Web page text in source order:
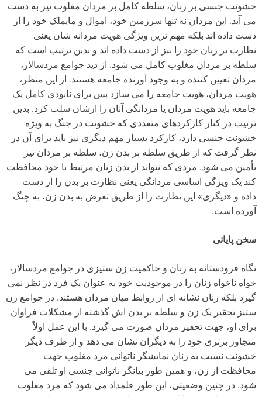
خشونت جنسی بر زنان، سلطه کامل بر مردان مغلوب نیز به دست
می آید. این مردان نه تنها سرزمین خود، اموال و مایملک خود را از
دست داده اند بلکه مهم ترین ویژگی هویت مردانه شان یعنی
نظارت بر زنان خود را نیز از دست داده اند و بدین ترتیب است که
سلطه بر مردان مغلوب کامل می شود. از دید جوامع مردسالار،
مردان تعیین کننده و به وجود آورنده جامعه هستند. از این منظر،
هویت مردان، هویت جامعه را می سازد پس برای نابودی کامل یک
جامعه باید هویت مردان یا مردانگی آنان را ازشان سلب کرد. بدین
ترتیب در کنار کارکردهای متعددی که خشونت در جنگ به ویژه
خشونت جنسی دارد، کارکرد بسیار مهم دیگری نیز باید برای آن در
نظر گرفت که از طریق سلطه بر بدن زن، سلطه بر مردان نیز
تأمین می شود. مردی که نتواند از بدن زنان مرتبط با خود محافظت
کند یک ویژگی اساسی مردانگی یعنی نظارت بر بدن را از دست
داده و «دیگری» این نظارت را از طریق تعرض به بدن زن، به چنگ
آورده است.
سخن پایانی
نگاه فرودستانه به زنان و حاکمیت زن ستیزی در جوامع مردسالار،
خواه ناخواه زنان را در موجودیت خود به عنوان یک فرد در نظر نمی
گیرد بلکه زنان نشانه ای از روابط میان مردان هستند. در جوامع زن
ستیز تحقیر یک زن و سلطه بر بدن اش گذشته از مشکلات فراوان
برای او، جهت تحقیر مردان صورت می گیرد. با این عمل اولاً
متجاوز برتری خود را به دیگران نشان می دهد و از طرف دیگر
خشونت نسبت به زنان نمایشگر ناتوانی مرد مغلوب جهت
محافظت از زن، و همین طور بیانگر ناتوانی جنسی او تلقی می
شود. در چنین وضعیتی، این طور قلمداد می شود که مرد مغلوب